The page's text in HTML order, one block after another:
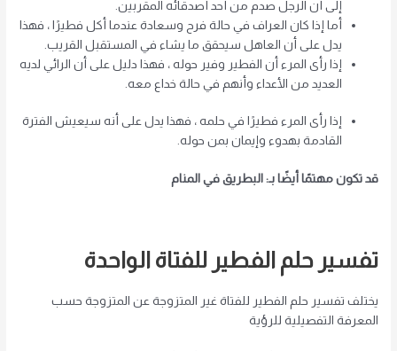
إلى أن الرجل صدم من أحد أصدقائه المقربين.
أما إذا كان العراف في حالة فرح وسعادة عندما أكل فطيرًا ، فهذا
يدل على أن العاهل سيحقق ما يشاء في المستقبل القريب.
إذا رأى المرء أن الفطير وفير حوله ، فهذا دليل على أن الرائي لديه
العديد من الأعداء وأنهم في حالة خداع معه.
إذا رأى المرء فطيرًا في حلمه ، فهذا يدل على أنه سيعيش الفترة
القادمة بهدوء وإيمان بمن حوله.
قد تكون مهتمًا أيضًا بـ: البطريق في المنام
تفسير حلم الفطير للفتاة الواحدة
يختلف تفسير حلم الفطير للفتاة غير المتزوجة عن المتزوجة حسب
المعرفة التفصيلية للرؤية